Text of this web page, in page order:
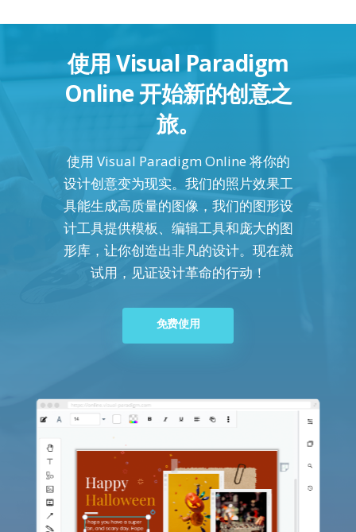
使用 Visual Paradigm
Online 开始新的创意之
旅。
使用 Visual Paradigm Online 将你的
设计创意变为现实。我们的照片效果工
具能生成高质量的图像，我们的图形设
计工具提供模板、编辑工具和庞大的图
形库，让你创造出非凡的设计。现在就
试用，见证设计革命的行动！
免费使用